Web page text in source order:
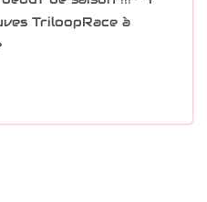
TriloopRace à